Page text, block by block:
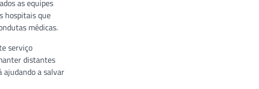
as equipes
hospitais que
médicas.
serviço
distantes
ajudando a salvar